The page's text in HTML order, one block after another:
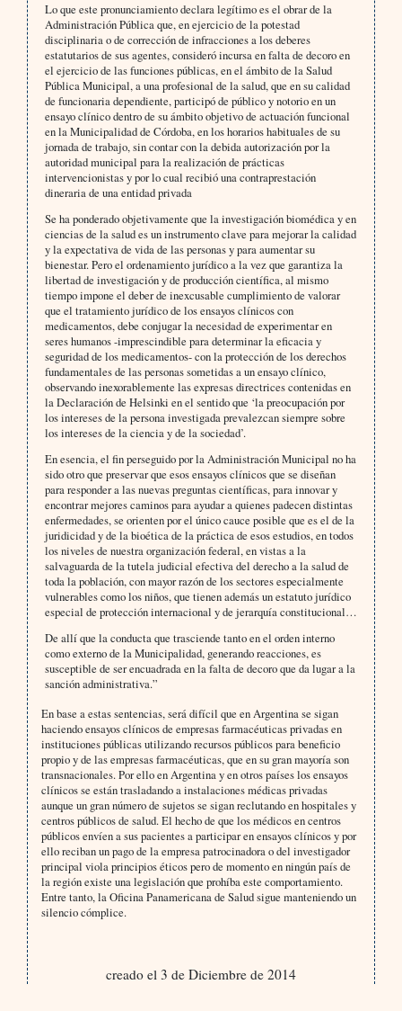
Lo que este pronunciamiento declara legítimo es el obrar de la
Administración Pública que, en ejercicio de la potestad
disciplinaria o de corrección de infracciones a los deberes
estatutarios de sus agentes, consideró incursa en falta de decoro en
el ejercicio de las funciones públicas, en el ámbito de la Salud
Pública Municipal, a una profesional de la salud, que en su calidad
de funcionaria dependiente, participó de público y notorio en un
ensayo clínico dentro de su ámbito objetivo de actuación funcional
en la Municipalidad de Córdoba, en los horarios habituales de su
jornada de trabajo, sin contar con la debida autorización por la
autoridad municipal para la realización de prácticas
intervencionistas y por lo cual recibió una contraprestación
dineraria de una entidad privada
Se ha ponderado objetivamente que la investigación biomédica y en
ciencias de la salud es un instrumento clave para mejorar la calidad
y la expectativa de vida de las personas y para aumentar su
bienestar. Pero el ordenamiento jurídico a la vez que garantiza la
libertad de investigación y de producción científica, al mismo
tiempo impone el deber de inexcusable cumplimiento de valorar
que el tratamiento jurídico de los ensayos clínicos con
medicamentos, debe conjugar la necesidad de experimentar en
seres humanos -imprescindible para determinar la eficacia y
seguridad de los medicamentos- con la protección de los derechos
fundamentales de las personas sometidas a un ensayo clínico,
observando inexorablemente las expresas directrices contenidas en
la Declaración de Helsinki en el sentido que ‘la preocupación por
los intereses de la persona investigada prevalezcan siempre sobre
los intereses de la ciencia y de la sociedad’.
En esencia, el fin perseguido por la Administración Municipal no ha
sido otro que preservar que esos ensayos clínicos que se diseñan
para responder a las nuevas preguntas científicas, para innovar y
encontrar mejores caminos para ayudar a quienes padecen distintas
enfermedades, se orienten por el único cauce posible que es el de la
juridicidad y de la bioética de la práctica de esos estudios, en todos
los niveles de nuestra organización federal, en vistas a la
salvaguarda de la tutela judicial efectiva del derecho a la salud de
toda la población, con mayor razón de los sectores especialmente
vulnerables como los niños, que tienen además un estatuto jurídico
especial de protección internacional y de jerarquía constitucional…
De allí que la conducta que trasciende tanto en el orden interno
como externo de la Municipalidad, generando reacciones, es
susceptible de ser encuadrada en la falta de decoro que da lugar a la
sanción administrativa.”
En base a estas sentencias, será difícil que en Argentina se sigan
haciendo ensayos clínicos de empresas farmacéuticas privadas en
instituciones públicas utilizando recursos públicos para beneficio
propio y de las empresas farmacéuticas, que en su gran mayoría son
transnacionales. Por ello en Argentina y en otros países los ensayos
clínicos se están trasladando a instalaciones médicas privadas
aunque un gran número de sujetos se sigan reclutando en hospitales y
centros públicos de salud. El hecho de que los médicos en centros
públicos envíen a sus pacientes a participar en ensayos clínicos y por
ello reciban un pago de la empresa patrocinadora o del investigador
principal viola principios éticos pero de momento en ningún país de
la región existe una legislación que prohíba este comportamiento.
Entre tanto, la Oficina Panamericana de Salud sigue manteniendo un
silencio cómplice.
creado el 3 de Diciembre de 2014